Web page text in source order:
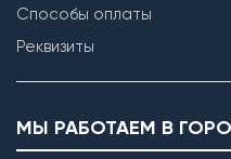
Способы оплаты
Реквизиты
МЫ РАБОТАЕМ В